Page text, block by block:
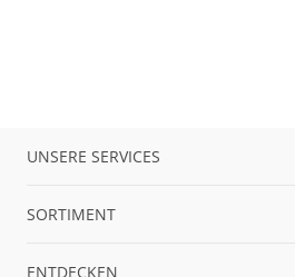
UNSERE SERVICES
SORTIMENT
ENTDECKEN